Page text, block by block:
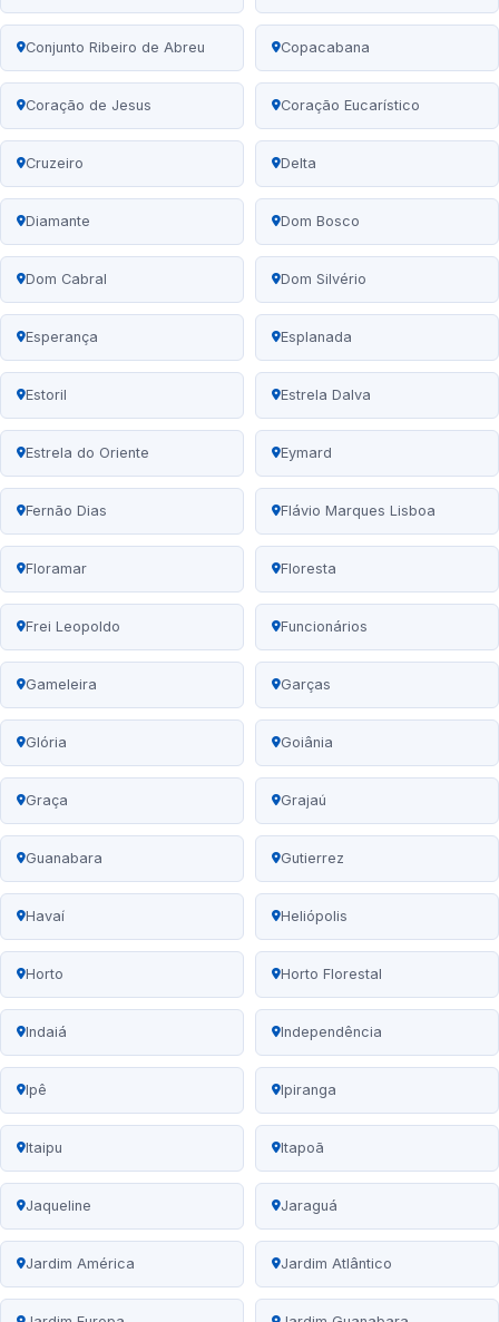
Conjunto Ribeiro de Abreu Copacabana
Coração de Jesus Coração Eucarístico
Cruzeiro Delta
Diamante Dom Bosco
Dom Cabral Dom Silvério
Esperança Esplanada
Estoril Estrela Dalva
Estrela do Oriente Eymard
Fernão Dias Flávio Marques Lisboa
Floramar Floresta
Frei Leopoldo Funcionários
Gameleira Garças
Glória Goiânia
Graça Grajaú
Guanabara Gutierrez
Havaí Heliópolis
Horto Horto Florestal
Indaiá Independência
Ipê Ipiranga
Itaipu Itapoã
Jaqueline Jaraguá
Jardim América Jardim Atlântico